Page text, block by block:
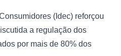
(Idec) reforçou
a regulação dos
por mais de 80% dos